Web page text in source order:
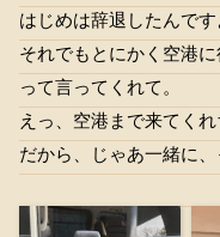
はじめは辞退したんで
それでもとにかく空港
って言ってくれて。
えっ、空港まで来てく
だから、じゃあ一緒に